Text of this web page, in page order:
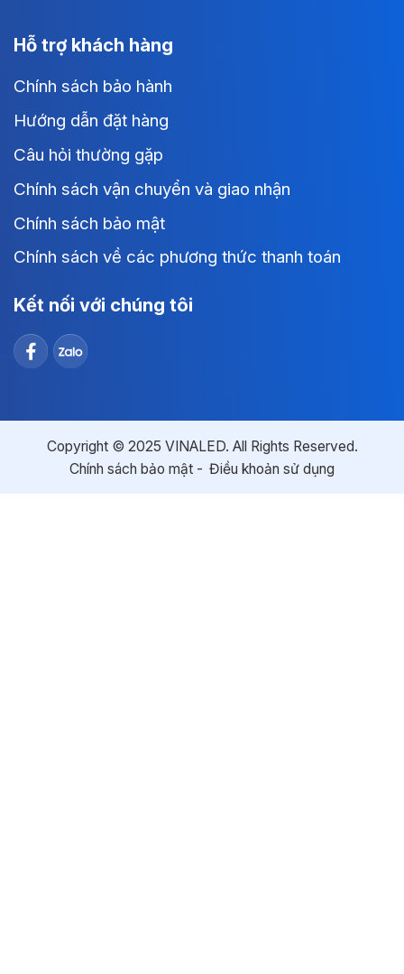
Hỗ trợ khách hàng
Chính sách bảo hành
Hướng dẫn đặt hàng
Câu hỏi thường gặp
Chính sách vận chuyển và giao nhận
Chính sách bảo mật
Chính sách về các phương thức thanh toán
Kết nối với chúng tôi
Copyright © 2025 VINALED. All Rights Reserved.
Chính sách bảo mật
Điều khoản sử dụng